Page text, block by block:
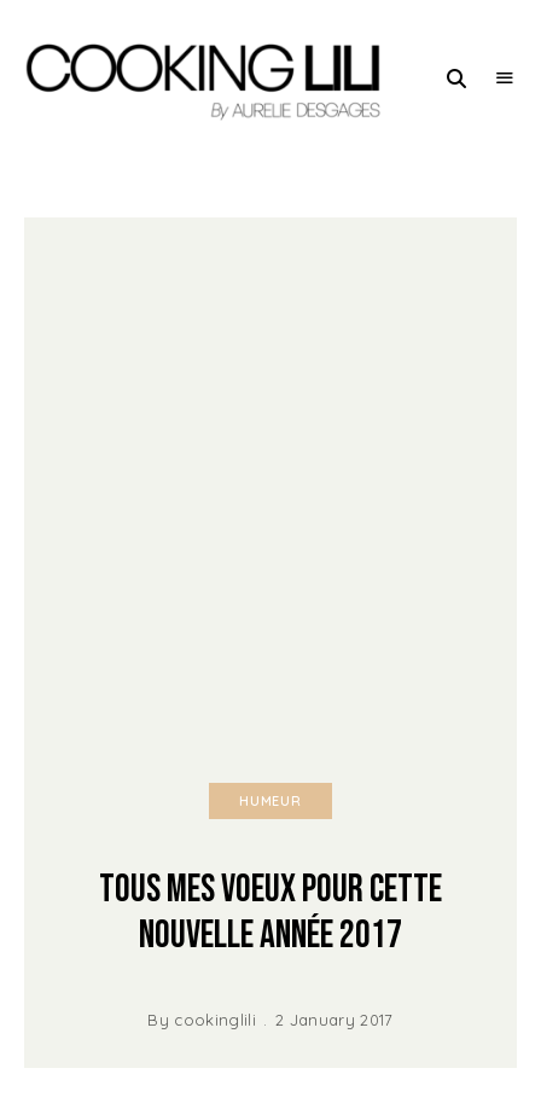
HUMEUR
Tous mes Voeux pour cette
nouvelle année 2017
By cookinglili 2 January 2017